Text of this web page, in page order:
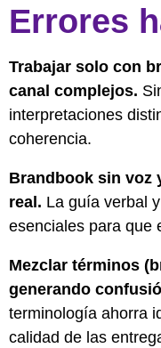
Errores
Trabajar solo con
canal complejos.
interpretaciones
coherencia.
Brandbook sin voz
real. La guía verbal
esenciales para que
Mezclar términos
generando
terminología ahorra
calidad de las